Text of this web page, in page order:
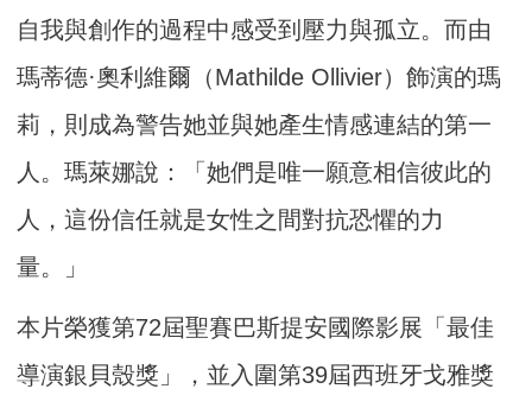
自我與創作的過程中感受到壓力與孤立。而由
瑪蒂德·奧利維爾（Mathilde Ollivier）飾演的瑪
莉，則成為警告她並與她產生情感連結的第一
人。瑪萊娜說：「她們是唯一願意相信彼此的
人，這份信任就是女性之間對抗恐懼的力
量。」
本片榮獲第72屆聖賽巴斯提安國際影展「最佳
導演銀貝殼獎」，並入圍第39屆西班牙戈雅獎